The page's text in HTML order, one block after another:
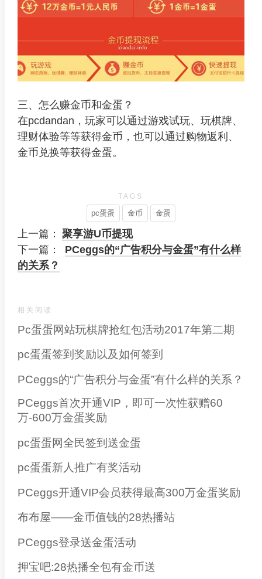
三、怎么赚金币和金蛋？
在pcdandan，玩家可以通过游戏试玩、玩棋牌、
理财体验等等获得金币，也可以通过购物返利、
金币兑换等获得金蛋。
TAGS
pc蛋蛋 金币 金蛋
上一篇： 聚享游U币提现
下一篇：
PCeggs的“广告积分与金蛋”有什么样
的关系？
相关阅读
Pc蛋蛋网站玩棋牌抢红包活动2017年第二期
pc蛋蛋签到奖励以及如何签到
PCeggs的“广告积分与金蛋”有什么样的关系？
PCeggs首次开通VIP，即可一次性获赠60
万-600万金蛋奖励
pc蛋蛋网全民签到送金蛋
pc蛋蛋新人推广有奖活动
PCeggs开通VIP会员获得最高300万金蛋奖励
布布屋——金币值钱的28热播站
PCeggs登录送金蛋活动
押宝吧:28热播全包有金币送